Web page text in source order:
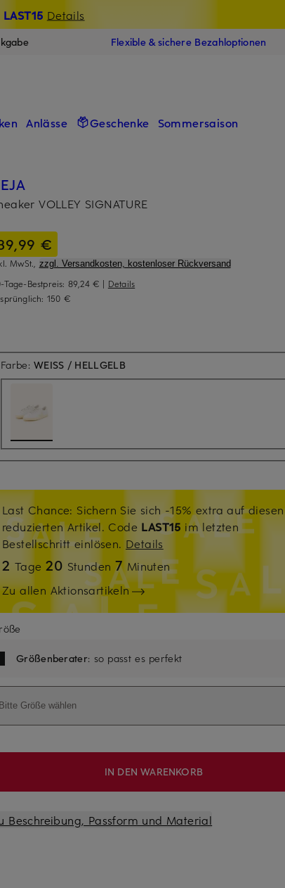
LAST15 Details
Flexible & sichere Bezahloptionen
Anlässe Geschenke Sommersaison
VOLLEY SIGNATURE
€
MwSt., zzgl. Versandkosten, kostenloser Rückversand
Tage-Bestpreis: 89,24 € | Details
150 €
Farbe:WEISS / HELLGELB
Last Chance: Sichern Sie sich -15% extra auf diesen
reduzierten Artikel. Code LAST15 im letzten
Bestellschritt einlösen. Details
2 Tage20 Stunden 7 Minuten
Zu allen Aktionsartikeln
Größenberater: so passt es perfekt
Bitte Größe wählen
IN DEN WARENKORB
Beschreibung, Passform und Material